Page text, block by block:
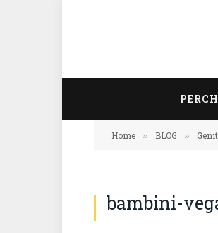
Home » BLOG »
bambini-